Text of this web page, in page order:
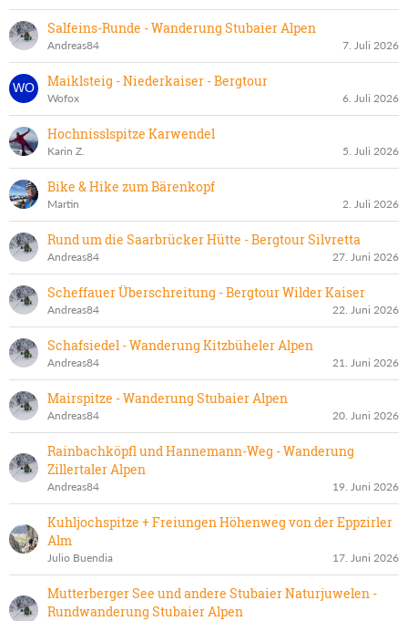
Salfeins-Runde - Wanderung Stubaier Alpen
Andreas84 7. Juli 2026
Maiklsteig - Niederkaiser - Bergtour
Wofox 6. Juli 2026
Hochnisslspitze Karwendel
Karin Z. 5. Juli 2026
Bike & Hike zum Bärenkopf
Martin 2. Juli 2026
Rund um die Saarbrücker Hütte - Bergtour Silvretta
Andreas84 27. Juni 2026
Scheffauer Überschreitung - Bergtour Wilder Kaiser
Andreas84 22. Juni 2026
Schafsiedel - Wanderung Kitzbüheler Alpen
Andreas84 21. Juni 2026
Mairspitze - Wanderung Stubaier Alpen
Andreas84 20. Juni 2026
Rainbachköpfl und Hannemann-Weg - Wanderung
Zillertaler Alpen
Andreas84 19. Juni 2026
Kuhljochspitze + Freiungen Höhenweg von der Eppzirler
Alm
Julio Buendia 17. Juni 2026
Mutterberger See und andere Stubaier Naturjuwelen -
Rundwanderung Stubaier Alpen